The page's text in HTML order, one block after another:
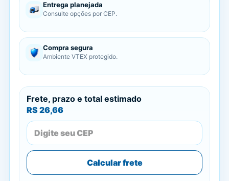
Entrega planejada
Consulte opções por CEP.
Compra segura
Ambiente VTEX protegido.
Frete, prazo e total estimado
R$ 26,66
Calcular frete